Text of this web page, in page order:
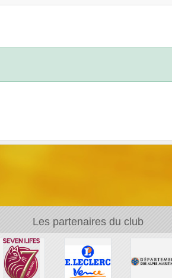
Les partenaires du club